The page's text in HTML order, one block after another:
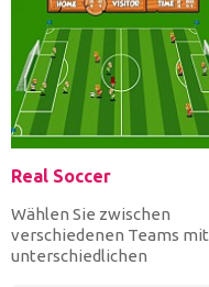
Real Soccer
Wählen Sie zwischen
verschiedenen Teams mit
unterschiedlichen